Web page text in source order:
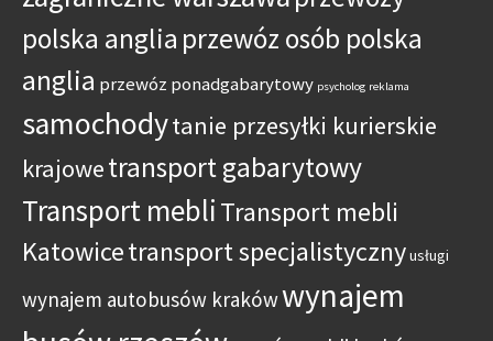
polska anglia przewóz osób polska
anglia przewóz ponadgabarytowy psycholog reklama
samochodytanie przesyłki kurierskie
krajowetransport gabarytowy
Transport mebliTransport mebli
Katowicetransport specjalistycznyusługi
wynajem autobusów krakówwynajem